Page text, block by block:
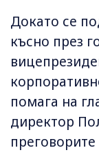
Докато се
късно през
помага на
директор